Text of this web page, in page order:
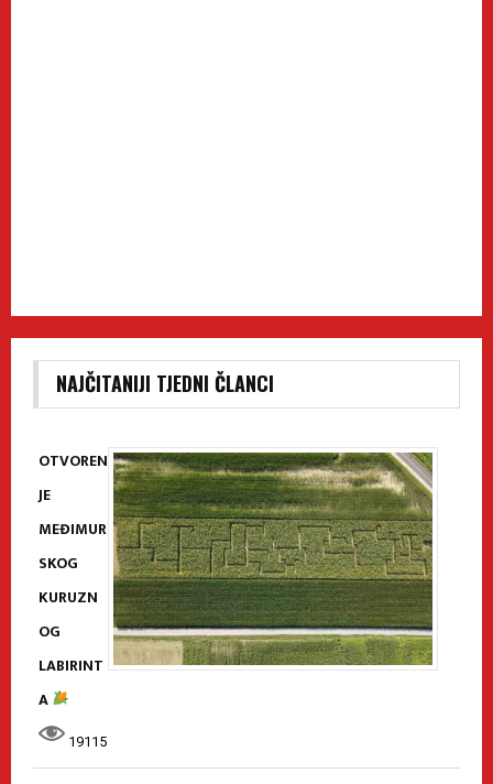
NAJČITANIJI TJEDNI ČLANCI
OTVOREN
JE
MEĐIMUR
SKOG
KURUZN
OG
LABIRINT
A
19115